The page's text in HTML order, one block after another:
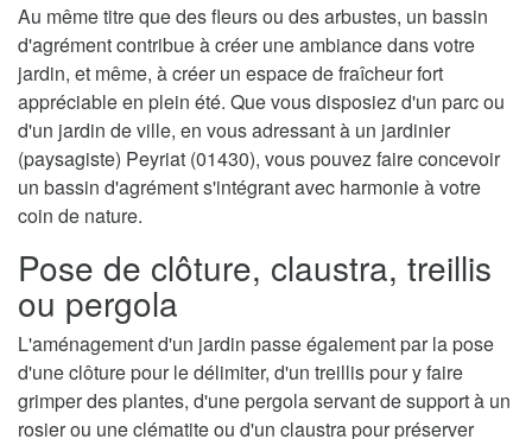
Au même titre que des fleurs ou des arbustes, un bassin
d'agrément contribue à créer une ambiance dans votre
jardin, et même, à créer un espace de fraîcheur fort
appréciable en plein été. Que vous disposiez d'un parc ou
d'un jardin de ville, en vous adressant à un jardinier
(paysagiste) Peyriat (01430), vous pouvez faire concevoir
un bassin d'agrément s'intégrant avec harmonie à votre
coin de nature.
Pose de clôture, claustra, treillis
ou pergola
L'aménagement d'un jardin passe également par la pose
d'une clôture pour le délimiter, d'un treillis pour y faire
grimper des plantes, d'une pergola servant de support à un
rosier ou une clématite ou d'un claustra pour préserver